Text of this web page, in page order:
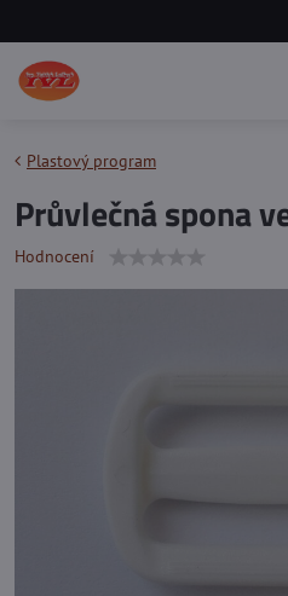
Plastový program
Průvlečná spona
Hodnocení